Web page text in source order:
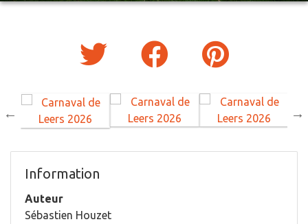
Information
Auteur
Sébastien Houzet